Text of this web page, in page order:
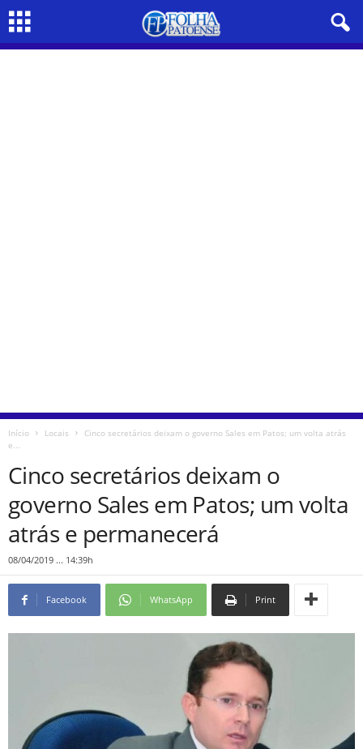
Início Locais
Cinco secretários deixam o governo Sales em Patos; um volta atrás
e...
Cinco secretários deixam o
governo Sales em Patos; um volta
atrás e permanecerá
08/04/2019 ... 14:39h
Facebook WhatsApp Print